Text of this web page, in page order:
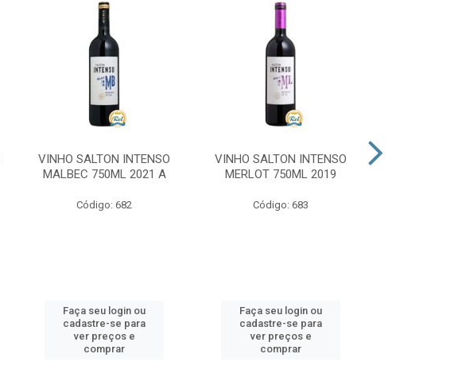
VINHO SALTON INTENSO
MALBEC 750ML 2021 A
Código: 682
Faça seu login ou
cadastre-se para
ver preços e
comprar
VINHO SALTON INTENSO
MERLOT 750ML 2019
Código: 683
Faça seu login ou
cadastre-se para
ver preços e
comprar